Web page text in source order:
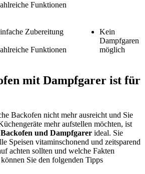
Funktionen
Zubereitung
Funktionen
Kein
Dampfgaren
möglich
mit Dampfgarer ist für
Backofen nicht mehr ausreicht und Sie
mehr aufstellen möchten, ist
und Dampfgarer ideal. Sie
Speisen vitaminschonend und zeitsparend
achten sollten und welche Fakten
Sie den folgenden Tipps